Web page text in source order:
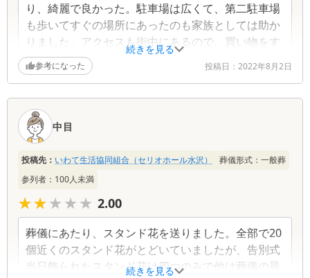
担当の方が、テキパキと動いて下さった。葬儀と直接
関係ない話もしたが、それによってより身近に感じら
れ、信頼が深まった。1人で行うには、広いお部屋を用
意して頂いたが、何から何まで揃っていて素晴らしい
と思った。供花は、綺麗に飾って頂いた。
める事が出来た。割引があったり、積み立てていた分
も費用に回す事が出来て良かった。
今回、本当に力になって頂いた。葬儀までの事だけで
なく、位牌も新しくしたり、初盆用の返礼品や提灯等
も、色々選んで頂いた。1人で心細かったが、本当に良
くして頂いて感謝でいっぱい。自分の出来る範囲で、
満足のいくように出来て良かった。
続きを見る
り、綺麗で良かった。駐車場は広くて、第二駐車場
も歩いてすぐの場所にあったのも家族としては助か
りました。アクセスも街中にあるので、買い物をす
るにも困らず、火葬場も近く、親戚も集まりやすい
場所だったと思います。
参考になった 投稿日： 2022年8月2日
続きを見る
中目
投稿先： いわて生活協同組合（セリオホール水沢） 葬儀形式： 一般葬
参列者： 100人未満
★★★★★
★★★★★ 2.00
葬儀にあたり、スタンド花を送りました。全部で20
個近くのスタンド花がとどいていましたが、告別式
当日飾られたスタンド花は四つのみで他は葬儀の最